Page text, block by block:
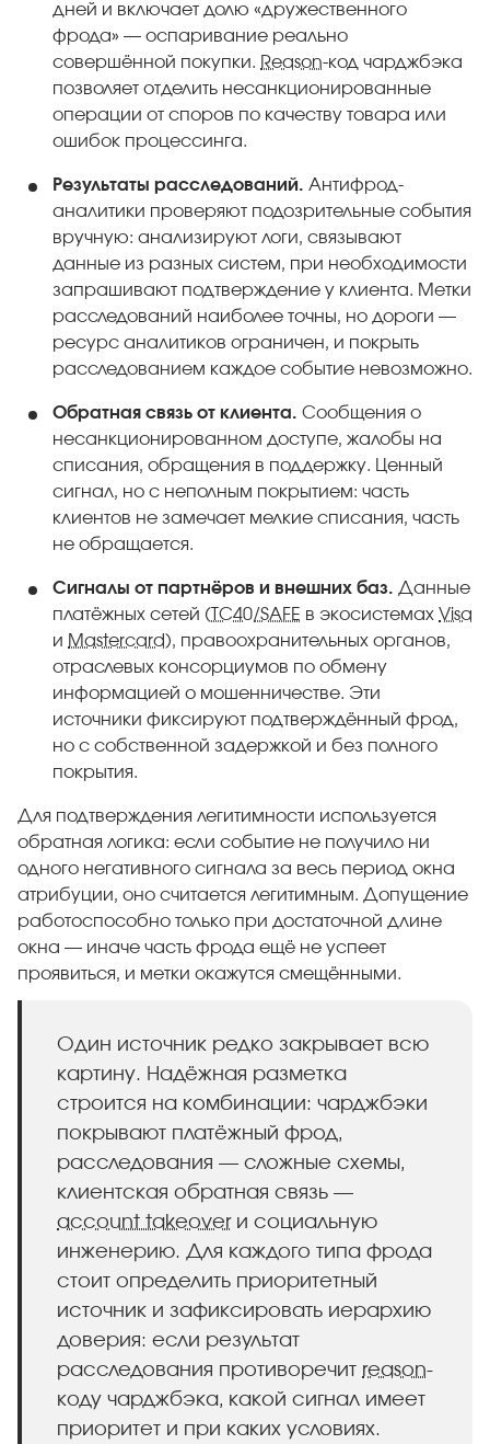
дней и включает долю «дружественного
фрода» — оспаривание реально
совершённой покупки. Reason-код чарджбэка
позволяет отделить несанкционированные
операции от споров по качеству товара или
ошибок процессинга.
Результаты расследований. Антифрод-
аналитики проверяют подозрительные события
вручную: анализируют логи, связывают
данные из разных систем, при необходимости
запрашивают подтверждение у клиента. Метки
расследований наиболее точны, но дороги —
ресурс аналитиков ограничен, и покрыть
расследованием каждое событие невозможно.
Обратная связь от клиента. Сообщения о
несанкционированном доступе, жалобы на
списания, обращения в поддержку. Ценный
сигнал, но с неполным покрытием: часть
клиентов не замечает мелкие списания, часть
не обращается.
Сигналы от партнёров и внешних баз. Данные
платёжных сетей ( TC40/SAFE в экосистемах Visa
и Mastercard), правоохранительных органов,
отраслевых консорциумов по обмену
информацией о мошенничестве. Эти
источники фиксируют подтверждённый фрод,
но с собственной задержкой и без полного
покрытия.
Для подтверждения легитимности используется
обратная логика: если событие не получило ни
одного негативного сигнала за весь период окна
атрибуции, оно считается легитимным. Допущение
работоспособно только при достаточной длине
окна — иначе часть фрода ещё не успеет
проявиться, и метки окажутся смещёнными.
Один источник редко закрывает всю
картину. Надёжная разметка
строится на комбинации: чарджбэки
покрывают платёжный фрод,
расследования — сложные схемы,
клиентская обратная связь —
account takeoverи социальную
инженерию. Для каждого типа фрода
стоит определить приоритетный
источник и зафиксировать иерархию
доверия: если результат
расследования противоречит reason-
коду чарджбэка, какой сигнал имеет
приоритет и при каких условиях.